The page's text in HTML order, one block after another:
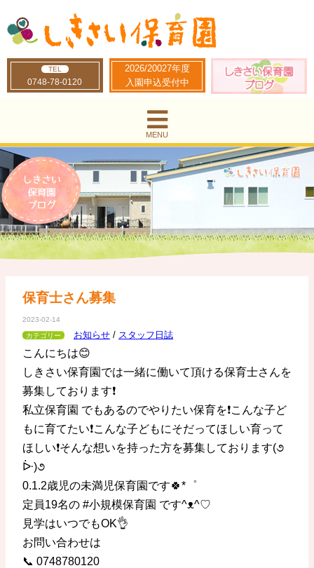
2026/20027年度
入園申込受付中
TEL
0748-78-0120
MENU
保育士さん募集
2023-02-14
カテゴリー お知らせ / スタッフ日誌
こんにちは😊
しきさい保育園では一緒に働いて頂ける保育士さんを
募集しております❗️
私立保育園 でもあるのでやりたい保育を❗️こんな子ど
もに育てたい❗️こんな子どもにそだってほしい育って
ほしい❗️そんな想いを持った方を募集しております(૭
ᐕ)૭
0.1.2歳児の未満児保育園です🍀*゜
定員19名の #小規模保育園 です^ᴥ^♡
見学はいつでもOK👌
お問い合わせは
📞 0748780120